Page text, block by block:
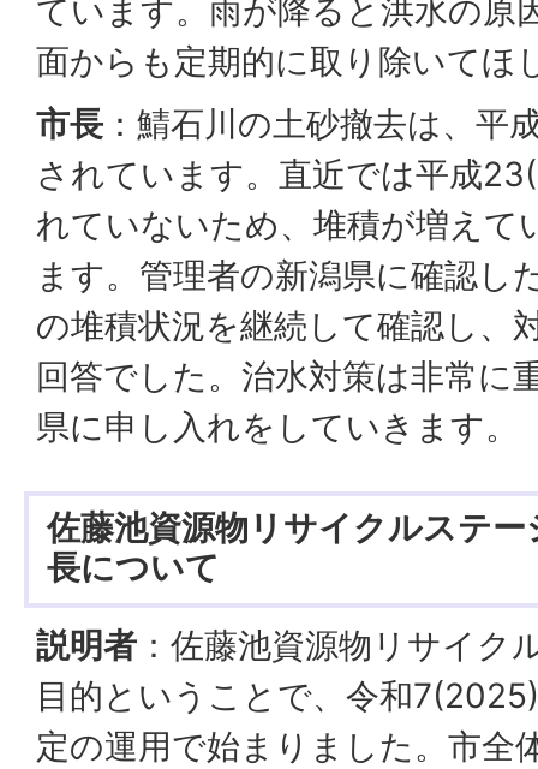
ています。雨が降ると洪水の原
面からも定期的に取り除いてほ
市長 ：鯖石川の土砂撤去は、平
されています。直近では平成
れていないため、堆積が増えて
ます。管理者の新潟県に確認し
の堆積状況を継続して確認し、
回答でした。治水対策は非常に
県に申し入れをしていきます。
佐藤池資源物リサイクルステ
長について
説明者 ：佐藤池資源物リサイク
目的ということで、令和
定の運用で始まりました。市全